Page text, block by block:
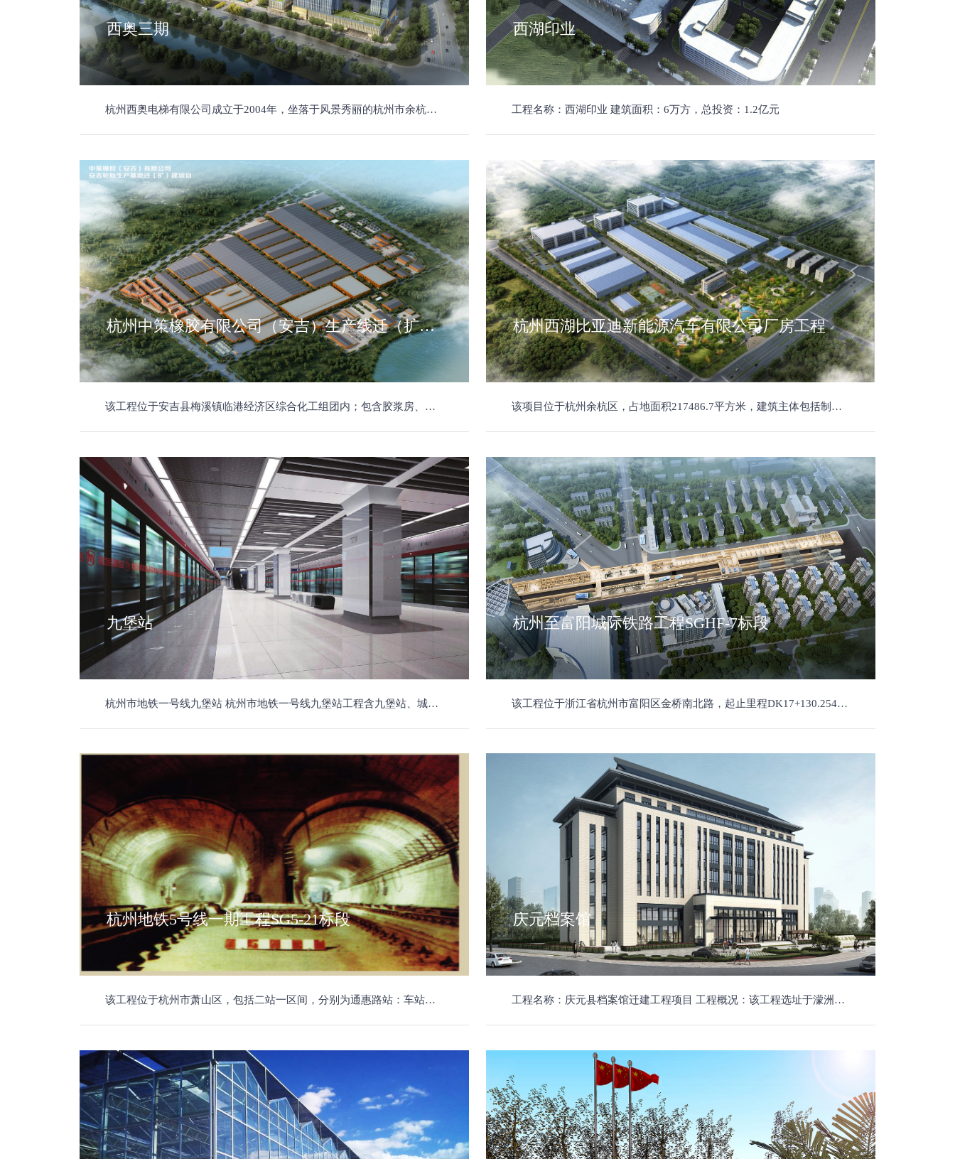
西奥三期
杭州西奥电梯有限公司成立于2004年，坐落于风景秀丽的杭州市余杭国家级经济技术开发区，注册资本5.05亿元，是一家行业领先的集电梯研发、设计、生产、销售、安装及售后维保于一体的现代化综合型电梯制造服务商，聚焦构筑面向未来的“安全智能楼宇交通方案”。
西湖印业
工程名称：西湖印业 建筑面积：6万方，总投资：1.2亿元
杭州中策橡胶有限公司（安吉）生产线迁（扩）建项目
该工程位于安吉县梅溪镇临港经济区综合化工组团内；包含胶浆房、总降压站、机修车间、净水站、污水处理站、钢瓶库、硫磺库、工艺油罐区、油桶区、宿舍楼、综合仓库、热电区域等，建筑面积134885.9平方米。
杭州西湖比亚迪新能源汽车有限公司厂房工程
该项目位于杭州余杭区，占地面积217486.7平方米，建筑主体包括制造车间厂房、涂装车间厂房、总装车间厂房、检测中心厂房和办公楼等，项目建成后，形成年产新能源专用车3000台。总投资10000万元。
九堡站
杭州市地铁一号线九堡站 杭州市地铁一号线九堡站工程含九堡站、城站站~湖滨站区间、红普站~九堡站区间、九堡站~九堡东站区间监理项目，全长3706.075米，装配式钢筋砼衬砌环内径5.5米，外径6.2米，总投资26377万元。
杭州至富阳城际铁路工程SGHF-7标段
该工程位于浙江省杭州市富阳区金桥南北路，起止里程DK17+130.254～DK23+063.86，管段长度5.287km，汽车北站区间/汽车北站/汽车北站～高教路站区间/高教路站/高教路站～富春站区间/富春站/富春站～桂花路站区间/桂花路站共4站3区间和5座复建桥。
杭州地铁5号线一期工程SG5-21标段
该工程位于杭州市萧山区，包括二站一区间，分别为通惠路站：车站总长为189.985米，宽度为21.3米，高度为13.11米，站台宽度为12.6米；通惠路站~火车南站区间：隧道右线长度1652.695米，左线长度1655.575米；火车南站：该站位于杭州南站枢纽工程市政东广场地下，地下共三层；虎山北竖井：主体结构尺寸为20.1米*28.3米，基坑开挖深度约34.27米。
庆元档案馆
工程名称：庆元县档案馆迁建工程项目 工程概况：该工程选址于濛洲街道小济洋区块（下滩路和东环路交叉口的东北侧），总用地面积4487.56平方米，总建筑面积10551.2平方米，其中地上建筑七层，建筑面积8944.7平方米，地下建筑一层，建筑面积1606.5平方米（含人防工程面积840平方米），并进行道路、管线、绿化、亮化等附属工程建设，项目投资概算为5077万元。